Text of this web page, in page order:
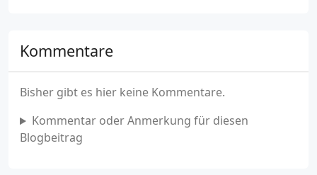
Kommentare
Bisher gibt es hier keine Kommentare.
Kommentar oder Anmerkung für diesen
Blogbeitrag